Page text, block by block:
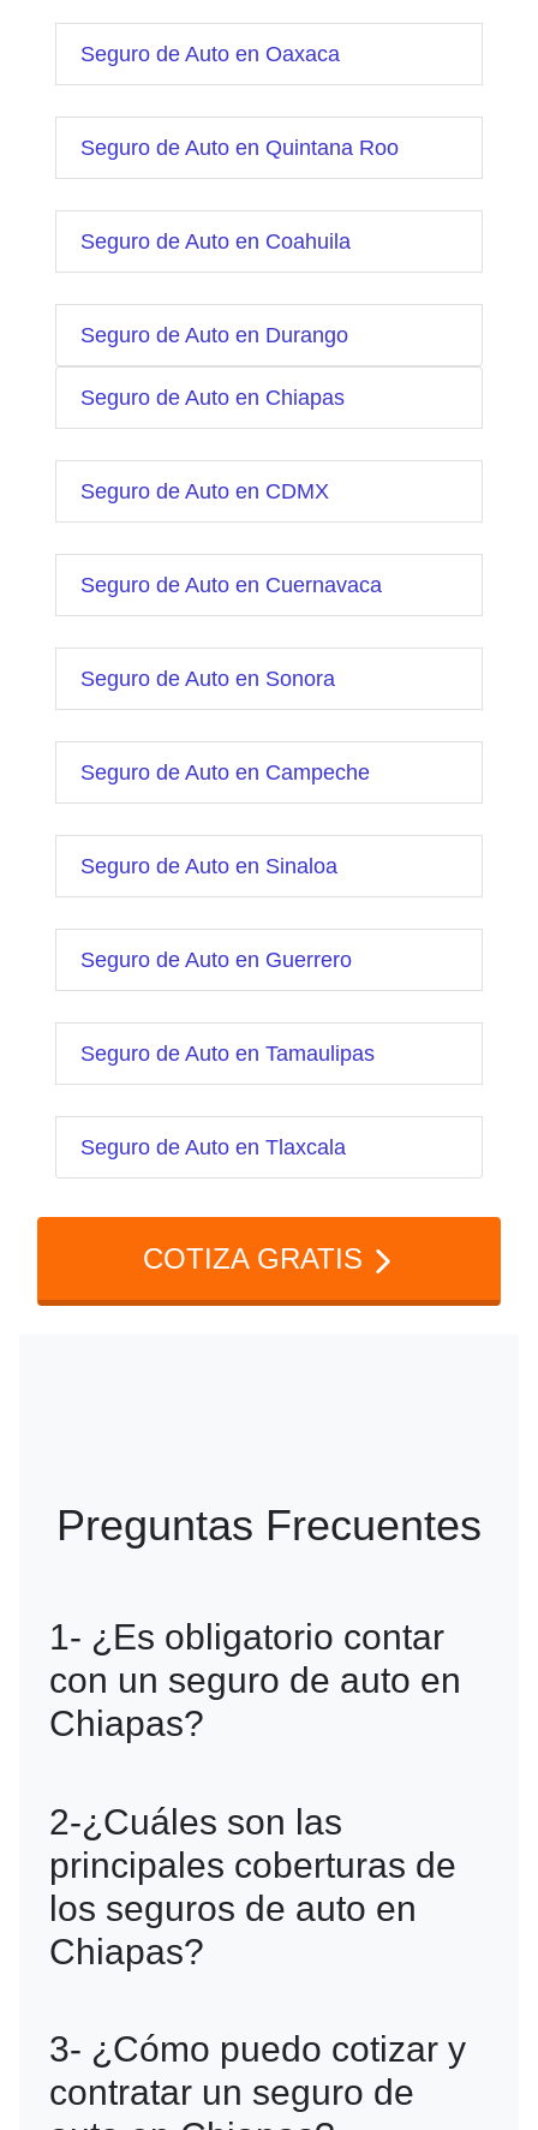
Seguro de Auto en Oaxaca
Seguro de Auto en Quintana Roo
Seguro de Auto en Coahuila
Seguro de Auto en Durango
Seguro de Auto en Chiapas
Seguro de Auto en CDMX
Seguro de Auto en Cuernavaca
Seguro de Auto en Sonora
Seguro de Auto en Campeche
Seguro de Auto en Sinaloa
Seguro de Auto en Guerrero
Seguro de Auto en Tamaulipas
Seguro de Auto en Tlaxcala
COTIZA GRATIS
Preguntas Frecuentes
1- ¿Es obligatorio contar
con un seguro de auto en
Chiapas?
con un seguro de responsabilidad civil.
Sin embargo, tenerlo es altamente
recomendable debido a los riesgos de
accidentes, robos y otras
viajas por carreteras federales o
estados donde sí es obligatorio,
2-¿Cuáles son las
principales coberturas de
los seguros de auto en
Chiapas?
responsabilidad civil, gastos médicos,
asistencia vial y defensa legal. En
3- ¿Cómo puedo cotizar y
contratar un seguro de